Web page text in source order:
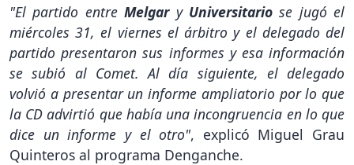
"El partido entreMelgary Universitariose jugó el
miércoles 31, el viernes el árbitro y el delegado del
partido presentaron sus informes y esa información
se subió al Comet. Al día siguiente, el delegado
volvió a presentar un informe ampliatorio por lo que
la CD advirtió que había una incongruencia en lo que
dice un informe y el otro", explicó Miguel Grau
Quinteros al programa Denganche.